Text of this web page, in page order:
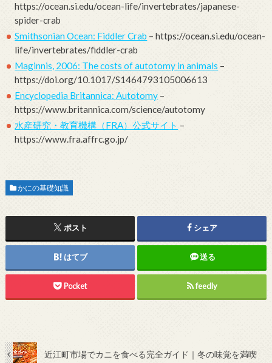
https://ocean.si.edu/ocean-life/invertebrates/japanese-
spider-crab
Smithsonian Ocean: Fiddler Crab – https://ocean.si.edu/ocean-
life/invertebrates/fiddler-crab
Maginnis, 2006: The costs of autotomy in animals –
https://doi.org/10.1017/S1464793105006613
Encyclopedia Britannica: Autotomy –
https://www.britannica.com/science/autotomy
水産研究・教育機構（FRA）公式サイト –
https://www.fra.affrc.go.jp/
かにの基礎知識
ポスト シェア
はてブ 送る
Pocket feedly
近江町市場でカニを食べる完全ガイド｜冬の味覚を満喫